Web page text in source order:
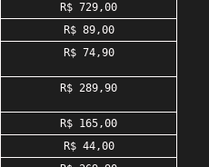
R$ 729,00
R$ 89,00
R$ 74,90
R$ 289,90
R$ 165,00
R$ 44,00